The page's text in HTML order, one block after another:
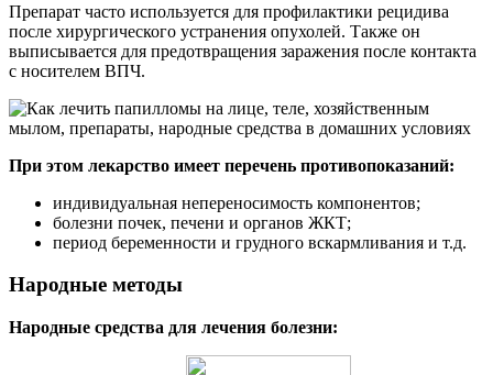
Препарат часто используется для профилактики рецидива
после хирургического устранения опухолей. Также он
выписывается для предотвращения заражения после контакта
с носителем ВПЧ.
При этом лекарство имеет перечень противопоказаний:
индивидуальная непереносимость компонентов;
болезни почек, печени и органов ЖКТ;
период беременности и грудного вскармливания и т.д.
Народные методы
Народные средства для лечения болезни: